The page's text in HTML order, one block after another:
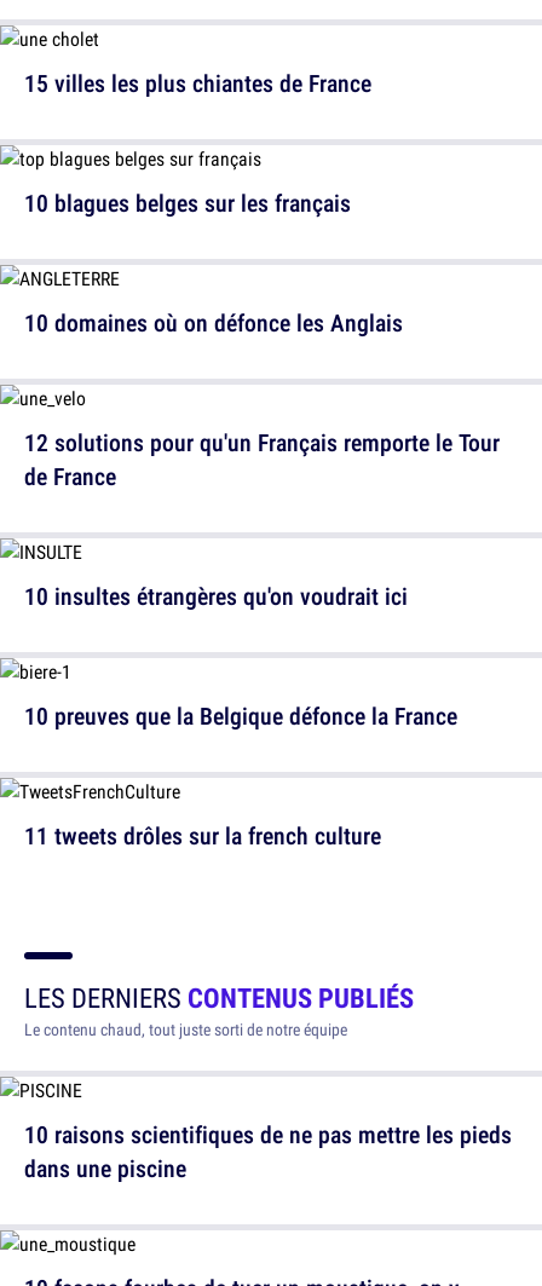
15 villes les plus chiantes de France
10 domaines où on défonce les Anglais
10 insultes étrangères qu'on voudrait ici
11 tweets drôles sur la french culture
10 blagues belges sur les français
12 solutions pour qu'un Français remporte le Tour
de France
10 preuves que la Belgique défonce la France
LES DERNIERS CONTENUS PUBLIÉS
Le contenu chaud, tout juste sorti de notre équipe
10 raisons scientifiques de ne pas mettre les pieds
dans une piscine